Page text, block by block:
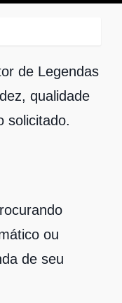
de Legendas
qualidade
solicitado.
ou
de seu